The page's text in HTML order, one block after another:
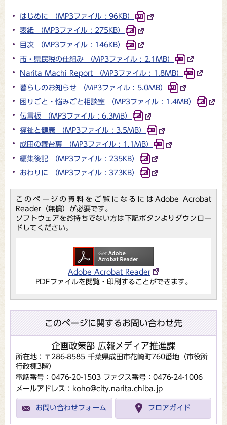
はじめに （MP3ファイル : 96KB）
表紙 （MP3ファイル : 275KB）
目次 （MP3ファイル : 146KB）
市・県民税の仕組み （MP3ファイル : 2.1MB）
Narita Machi Report （MP3ファイル : 1.8MB）
暮らしのお知らせ （MP3ファイル : 5.0MB）
困りごと・悩みごと相談室 （MP3ファイル : 1.4MB）
伝言板 （MP3ファイル : 6.3MB）
福祉と健康 （MP3ファイル : 3.5MB）
成田の舞台裏 （MP3ファイル : 1.1MB）
編集後記 （MP3ファイル : 235KB）
おわりに （MP3ファイル : 373KB）
このページの資料をご覧になるにはAdobe Acrobat
Reader（無償）が必要です。
ソフトウェアをお持ちでない方は下記ボタンよりダウンロー
ドしてください。
Adobe Acrobat Reader
PDFファイルを閲覧・印刷することができます。
このページに関するお問い合わせ先
企画政策部 広報メディア推進課
所在地：〒286-8585 千葉県成田市花崎町760番地（市役所
行政棟3階）
電話番号：0476-20-1503 ファクス番号：0476-24-1006
メールアドレス：koho@city.narita.chiba.jp
お問い合わせフォーム フロアガイド